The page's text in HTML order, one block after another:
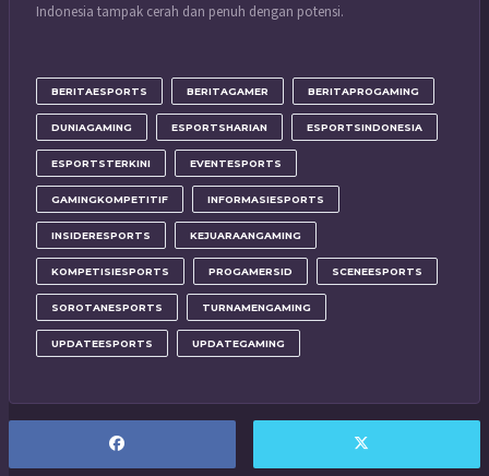
Indonesia tampak cerah dan penuh dengan potensi.
BERITAESPORTS BERITAGAMER BERITAPROGAMING
DUNIAGAMING ESPORTSHARIAN ESPORTSINDONESIA
ESPORTSTERKINI EVENTESPORTS
GAMINGKOMPETITIF INFORMASIESPORTS
INSIDERESPORTS KEJUARAANGAMING
KOMPETISIESPORTS PROGAMERSID SCENEESPORTS
SOROTANESPORTS TURNAMENGAMING
UPDATEESPORTS UPDATEGAMING